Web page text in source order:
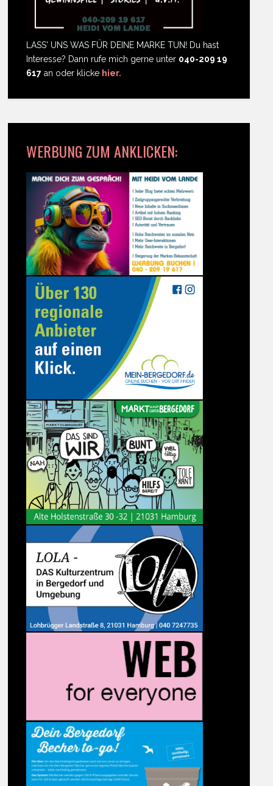
LASS' UNS WAS FÜR DEINE MARKE TUN! Du hast
Interesse? Dann rufe mich gerne unter 040-209 19
617 an oder klicke hier.
WERBUNG ZUM ANKLICKEN: